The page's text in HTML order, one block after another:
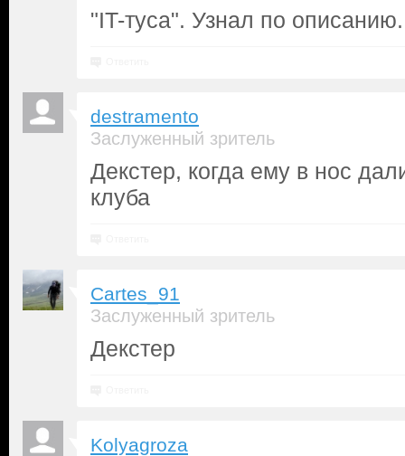
"IT-туса". Узнал по описанию.
destramento
Заслуженный зритель
Декстер, когда ему в нос
клуба
Cartes_91
Заслуженный зритель
Декстер
Kolyagroza